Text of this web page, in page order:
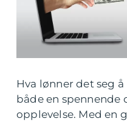
Hva lønner det seg
både en spennende
opplevelse. Med en